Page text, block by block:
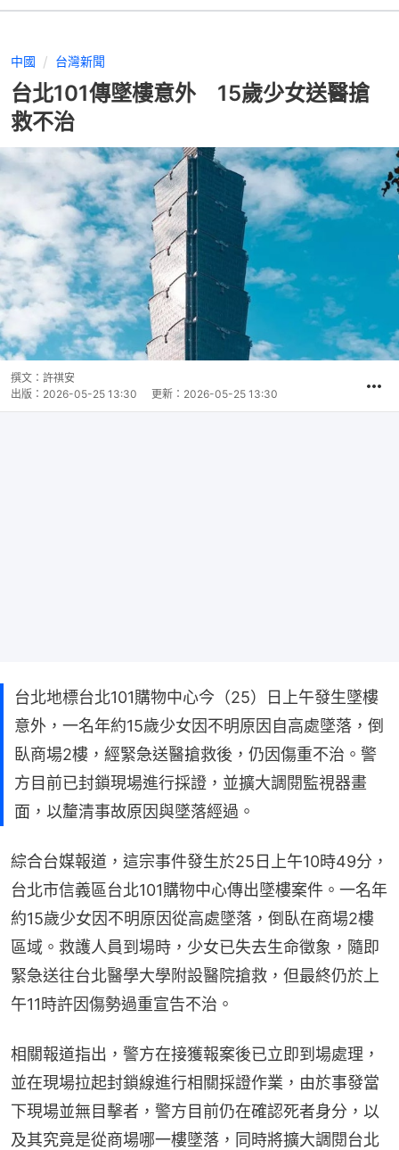
中國 台灣新聞
台北101傳墜樓意外 15歲少女送醫搶
救不治
撰文： 許祺安
出版： 2026-05-25 13:30 更新： 2026-05-25 13:30
台北地標台北101購物中心今（25）日上午發生墜樓
意外，一名年約15歲少女因不明原因自高處墜落，倒
臥商場2樓，經緊急送醫搶救後，仍因傷重不治。警
方目前已封鎖現場進行採證，並擴大調閱監視器畫
面，以釐清事故原因與墜落經過。
綜合台媒報道，這宗事件發生於25日上午10時49分，
台北市信義區台北101購物中心傳出墜樓案件。一名年
約15歲少女因不明原因從高處墜落，倒臥在商場2樓
區域。救護人員到場時，少女已失去生命徵象，隨即
緊急送往台北醫學大學附設醫院搶救，但最終仍於上
午11時許因傷勢過重宣告不治。
相關報道指出，警方在接獲報案後已立即到場處理，
並在現場拉起封鎖線進行相關採證作業，由於事發當
下現場並無目擊者，警方目前仍在確認死者身分，以
及其究竟是從商場哪一樓墜落，同時將擴大調閱台北